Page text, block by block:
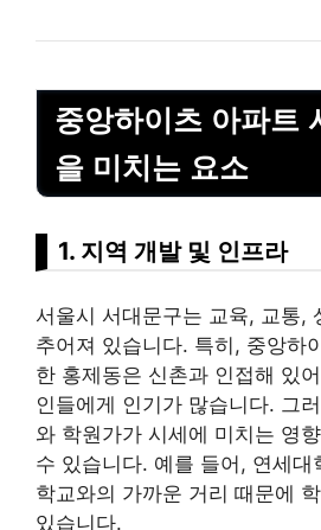
중앙하이츠 아파트
을 미치는 요소
1. 지역 개발 및 인프라
서울시 서대문구는 교육, 교통,
추어져 있습니다. 특히, 중앙하
한 홍제동은 신촌과 인접해 있
인들에게 인기가 많습니다. 그
와 학원가가 시세에 미치는 영
수 있습니다. 예를 들어, 연세대
학교와의 가까운 거리 때문에
있습니다.